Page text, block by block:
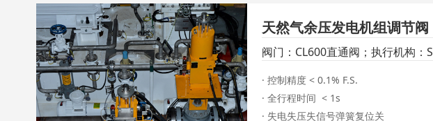
天然气余压发电机组调节阀
阀门：CL600直通阀；执行机构：S
· 控制精度 < 0.1% F.S.
· 全行程时间  < 1s